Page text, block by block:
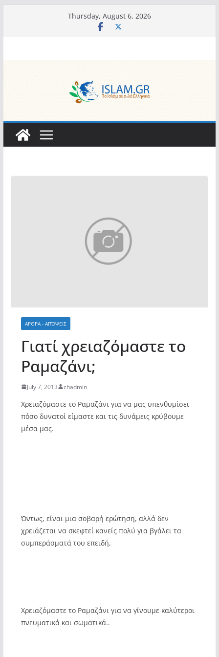
Thursday, August 6, 2026
ΑΡΘΡΑ - ΑΠΌΨΕΙΣ
Γιατί χρειαζόμαστε το
Ραμαζάνι;
July 7, 2013 chadmin
Χρειαζόμαστε το Ραμαζάνι για να μας υπενθυμίσει
πόσο δυνατοί είμαστε και τις δυνάμεις κρύβουμε
μέσα μας.
Όντως, είναι μια σοβαρή ερώτηση, αλλά δεν
χρειάζεται να σκεφτεί κανείς πολύ για βγάλει τα
συμπεράσματά του επειδή,
Χρειαζόμαστε το Ραμαζάνι για να γίνουμε καλύτεροι
πνευματικά και σωματικά..